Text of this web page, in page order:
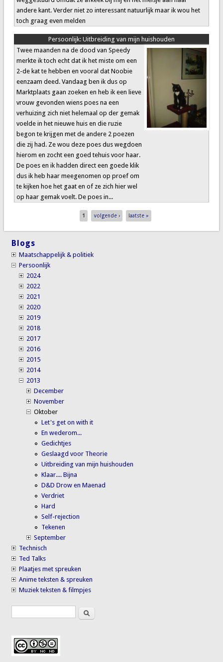
andere kant. Verder niet zo interessant natuurlijk maar ik wou het
toch graag even melden
Persoonlijk: Uitbreiding van mijn huishouden
Twee maanden na de dood van Speedy
merkte ik toch echt dat ik het miste om een
2-de kat te hebben en vooral dat Noobie
eenzaam deed. Vandaag ben ik dus op
Marktplaats gaan zoeken en heb ik een lieve
vrouw gevonden wiens poes na een
verhuizing zich niet helemaal op der gemak
voelde in het nieuwe huis en die ruzie
begon te krijgen met de andere 2 poezen
die zij had. Ze wou deze poes dus wegdoen
hierom en zocht een goed tehuis voor haar.
De poes en ik hadden direct een goede klik
dus ik heb haar meegenomen op proef om
te kijken hoe het gaat en of ze zich hier wel
op haar gemak voelt. De poes in...
1 volgende › laatste »
Blogs
Maatschappelijk & politiek
Persoonlijk
2024
2022
2021
2020
2019
2018
2017
2016
2015
2014
2013
December
November
Oktober
Let's get on with it
En wederom...
Gedichtjes
Geslaagd voor Theorie
Uitbreiding van mijn huishouden
Klaar.... Bijna
D&D Drow en Maenad
Verdriet
Hard
Self-rejection
Tekenen
September
Technisch
Ted Talks
Plaatjes met spreuken
Anime teksten & spreuken
Muziek teksten & filmpjes
Search formSearch